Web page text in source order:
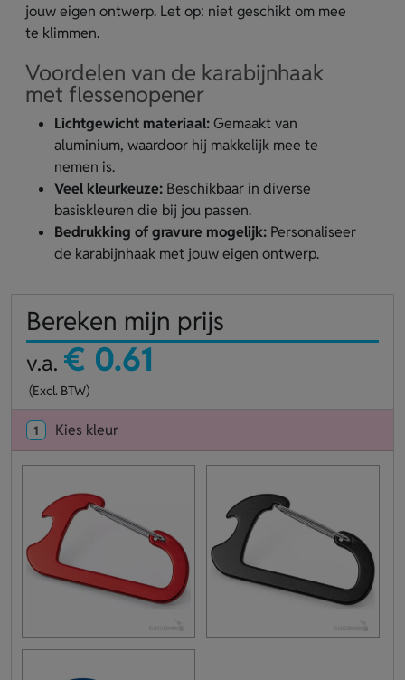
jouw eigen ontwerp. Let op: niet geschikt om mee
te klimmen.
Voordelen van de karabijnhaak
met flessenopener
Lichtgewicht materiaal:Gemaakt van
aluminium, waardoor hij makkelijk mee te
nemen is.
Veel kleurkeuze: Beschikbaar in diverse
basiskleuren die bij jou passen.
Bedrukking of gravure mogelijk: Personaliseer
de karabijnhaak met jouw eigen ontwerp.
Bereken mijn prijs
v.a. € 0.61
(Excl. BTW)
1 Kies kleur